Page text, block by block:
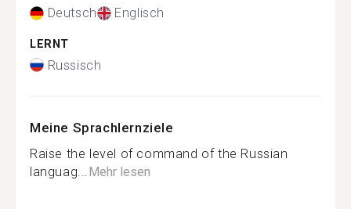
Deutsch Englisch
LERNT
Russisch
Meine Sprachlernziele
Raise the level of command of the Russian
languag... Mehr lesen